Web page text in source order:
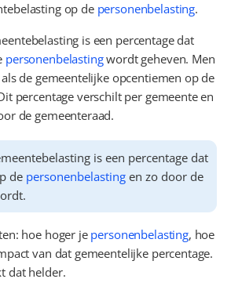
op de personenbelasting.
is een percentage dat
personenbelasting wordt geheven. Men
de gemeentelijke opcentiemen op de
percentage verschilt per gemeente en
de gemeenteraad.
is een percentage dat
de personenbelasting en zo door de
hoe hoger je personenbelasting, hoe
van dat gemeentelijke percentage.
dat helder.